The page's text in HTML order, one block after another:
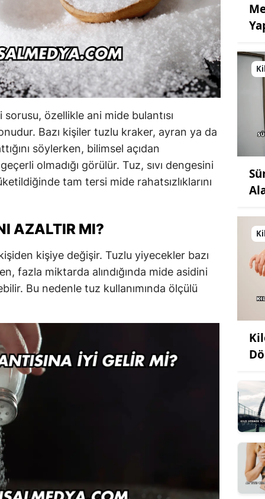
özellikle ani mide bulantısı
Bazı kişiler tuzlu kraker, ayran ya da
söylerken, bilimsel açıdan
olmadığı görülür. Tuz, sıvı dengesini
tam tersi mide rahatsızlıklarını
AZALTIR MI?
kişiye değişir. Tuzlu yiyecekler bazı
fazla miktarda alındığında mide asidini
Bu nedenle tuz kullanımında ölçülü